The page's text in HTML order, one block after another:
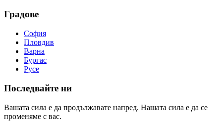
Градове
София
Пловдив
Варна
Бургас
Русе
Последвайте ни
Вашата сила е да продължавате напред. Нашата сила е да се
променяме с вас.